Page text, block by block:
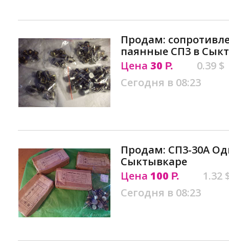
Продам:
паянные СП3 в
Цена 30 Р.
0.39 $
Сегодня в 08:23
Продам: СП3-30А
Сыктывкаре
Цена 100 Р.
1.32
Сегодня в 08:23